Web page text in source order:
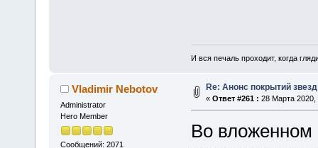
И вся печаль проходит, когда
Vladimir Nebotov
Administrator
Hero Member
Сообщений: 2071
Re: Анонс покрытий
« Ответ #261 : 28 Марта 2020,
Во вложенном